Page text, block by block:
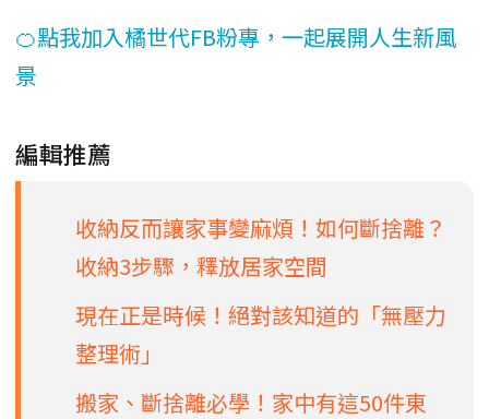
🍊點我加入橘世代FB粉專，一起展開人生新風
景
編輯推薦
收納反而讓家事變麻煩！如何斷捨離？
收納3步驟，釋放居家空間
現在正是時候！絕對該知道的「無壓力
整理術」
搬家、斷捨離必學！家中有這50件東